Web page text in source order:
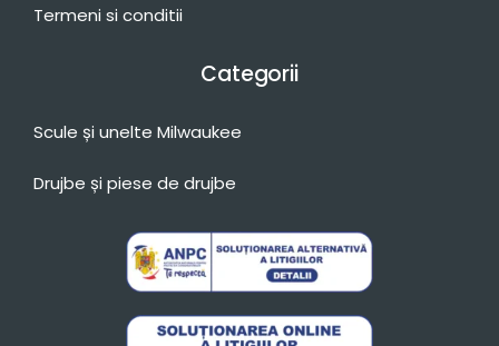
Termeni si conditii
Categorii
Scule și unelte Milwaukee
Drujbe și piese de drujbe